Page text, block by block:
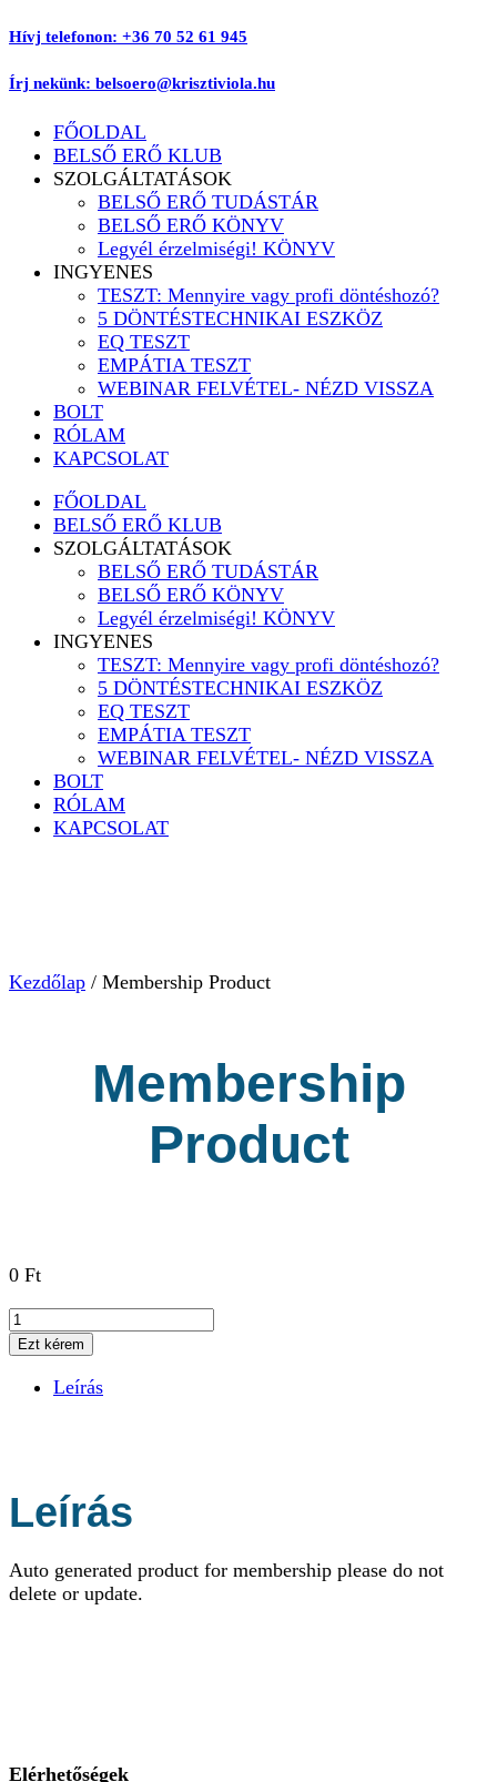
Ugrás
tartalomhoz
Hívj telefonon: +36 70 52 61 945
Írj nekünk: belsoero@krisztiviola.hu
FŐOLDAL
BELSŐ ERŐ KLUB
SZOLGÁLTATÁSOK
BELSŐ ERŐ TUDÁSTÁR
BELSŐ ERŐ KÖNYV
Legyél érzelmiségi! KÖNYV
INGYENES
TESZT: Mennyire vagy profi döntéshozó?
5 DÖNTÉSTECHNIKAI ESZKÖZ
EQ TESZT
EMPÁTIA TESZT
WEBINAR FELVÉTEL- NÉZD VISSZA
BOLT
RÓLAM
KAPCSOLAT
FŐOLDAL
BELSŐ ERŐ KLUB
SZOLGÁLTATÁSOK
BELSŐ ERŐ TUDÁSTÁR
BELSŐ ERŐ KÖNYV
Legyél érzelmiségi! KÖNYV
INGYENES
TESZT: Mennyire vagy profi döntéshozó?
5 DÖNTÉSTECHNIKAI ESZKÖZ
EQ TESZT
EMPÁTIA TESZT
WEBINAR FELVÉTEL- NÉZD VISSZA
BOLT
RÓLAM
KAPCSOLAT
Kezdőlap / Membership Product
Membership
Product
0 Ft
Membership
Product
mennyiség
Ezt kérem
Leírás
Leírás
Auto generated product for membership please do not
delete or update.
Elérhetőségek